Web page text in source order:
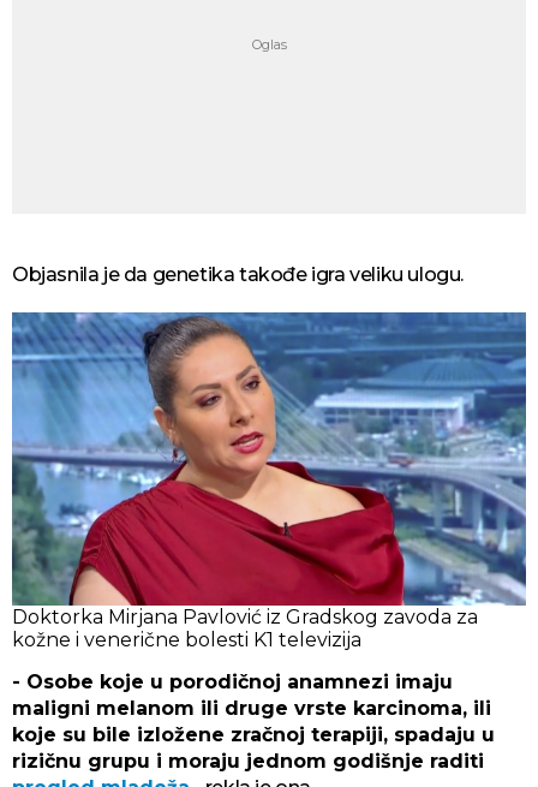
Objasnila je da genetika takođe igra veliku ulogu.
Doktorka Mirjana Pavlović iz Gradskog zavoda za
kožne i venerične bolesti K1 televizija
- Osobe koje u porodičnoj anamnezi imaju
maligni melanom ili druge vrste karcinoma, ili
koje su bile izložene zračnoj terapiji, spadaju u
rizičnu grupu i moraju jednom godišnje raditi